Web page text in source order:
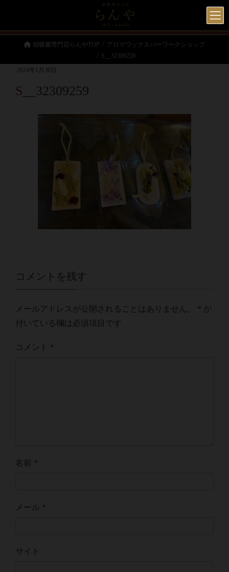
胡蝶蘭専門店らんやTOP
アロマワックスバーワークショップ
S__32309259
2024年1月30日
S__32309259
コメントを残す
メールアドレスが公開されることはありません。
が
付いている欄は必須項目です
コメント
名前
メール
サイト